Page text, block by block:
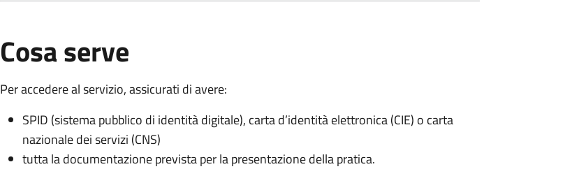
Cosa serve
Per accedere al servizio, assicurati di avere:
SPID (sistema pubblico di identità digitale), carta d’identità elettronica (CIE) o carta
nazionale dei servizi (CNS)
tutta la documentazione prevista per la presentazione della pratica.